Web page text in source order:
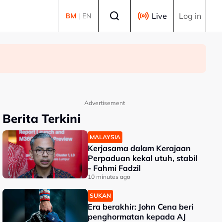
BM | EN Live Log in
Advertisement
Berita Terkini
MALAYSIA
Kerjasama dalam Kerajaan
Perpaduan kekal utuh, stabil
- Fahmi Fadzil
10 minutes ago
SUKAN
Era berakhir: John Cena beri
penghormatan kepada AJ